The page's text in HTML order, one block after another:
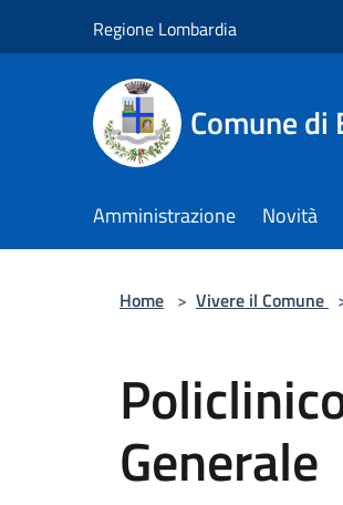
Regione Lombardia
Comune
Amministrazione Novità
Home > Vivere il Comune
Generale